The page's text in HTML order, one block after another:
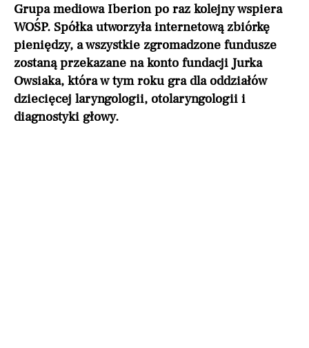
Grupa mediowa Iberion po raz kolejny wspiera
WOŚP. Spółka utworzyła internetową zbiórkę
pieniędzy, a wszystkie zgromadzone fundusze
zostaną przekazane na konto fundacji Jurka
Owsiaka, która w tym roku gra dla oddziałów
dziecięcej laryngologii, otolaryngologii i
diagnostyki głowy.